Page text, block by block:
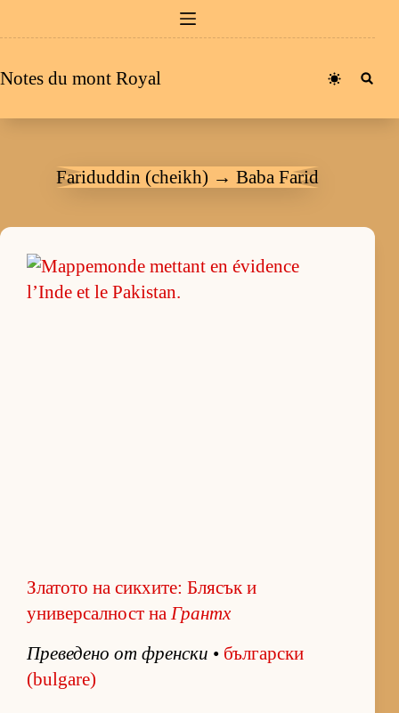
au
Notes du mont Royal
Fariduddin (cheikh) → Baba Farid
Златото на сикхите: Блясък и
универсалност на Грантх
Пре­ве­дено от френ­ски • бъл­гар­ски
(bulgare)